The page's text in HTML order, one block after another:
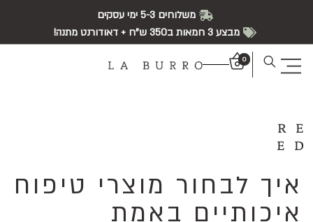
משלוחים 5-3 ימי עסקים
מבצע 3 חמאות ב350 ש"ח + דאודורנט מתנה!
0
RE
ED
איך לבחור מוצרי טיפוח
איכותיים באמת